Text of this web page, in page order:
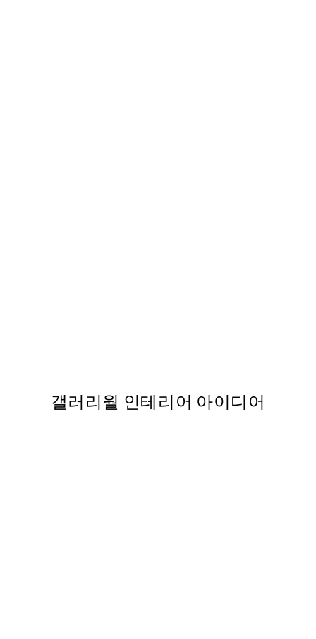
갤러리월 인테리어 아이디어